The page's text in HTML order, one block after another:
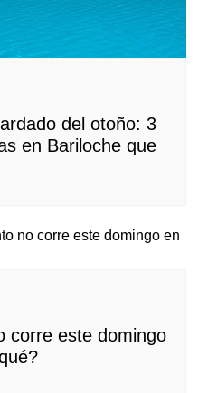
del otoño: 3
en Bariloche que
corre este domingo